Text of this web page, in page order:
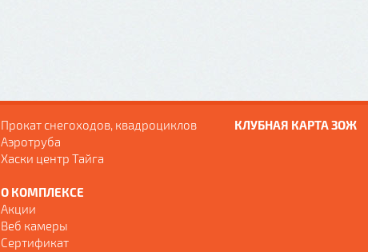
Прокат снегоходов, квадроциклов
Аэротруба
Хаски центр Тайга
О КОМПЛЕКСЕ
Акции
Веб камеры
Сертификат
КЛУБНАЯ КАРТА ЗОЖ